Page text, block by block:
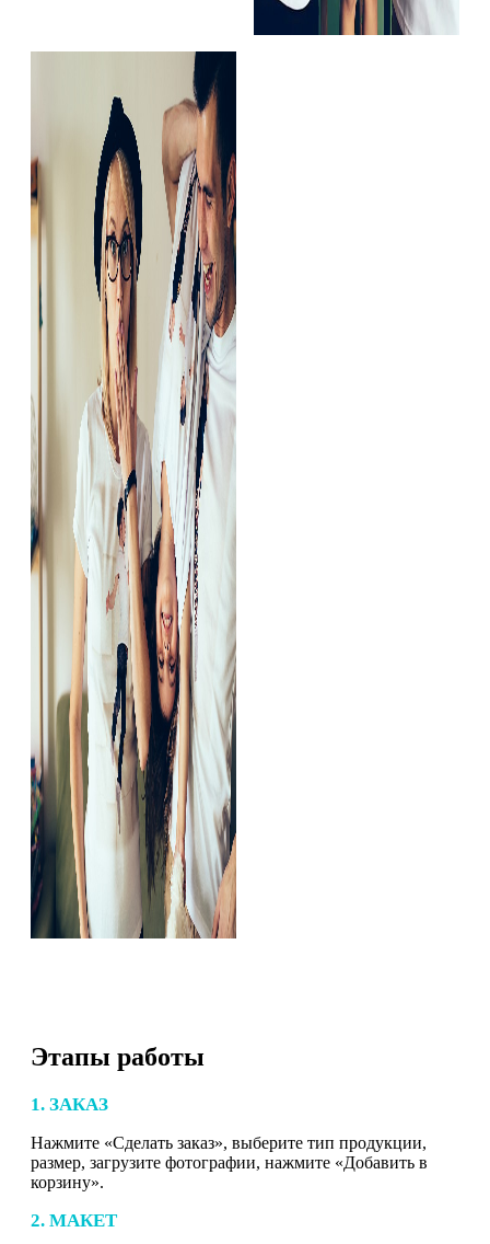
Этапы работы
1. ЗАКАЗ
Нажмите «Сделать заказ», выберите тип продукции,
размер, загрузите фотографии, нажмите «Добавить в
корзину».
2. МАКЕТ